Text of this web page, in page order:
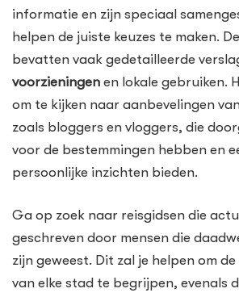
informatie en zijn speciaal
helpen de juiste keuzes te maken.
bevatten vaak gedetailleerde
voorzieningen en lokale gebruiken.
om te kijken naar aanbevelingen
zoals bloggers en vloggers, die
voor de bestemmingen hebben en
persoonlijke inzichten bieden.
Ga op zoek naar reisgidsen die
geschreven door mensen die
zijn geweest. Dit zal je helpen om de
van elke stad te begrijpen, evenals